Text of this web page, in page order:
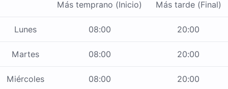
Más temprano (Inicio) Más tarde (Final)
Lunes 08:00 20:00
Martes 08:00 20:00
Miércoles 08:00 20:00